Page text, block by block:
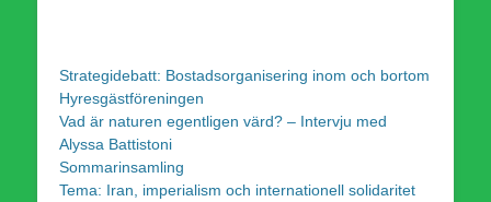
Strategidebatt: Bostadsorganisering inom och bortom
Hyresgästföreningen
Vad är naturen egentligen värd? – Intervju med
Alyssa Battistoni
Sommarinsamling
Tema: Iran, imperialism och internationell solidaritet